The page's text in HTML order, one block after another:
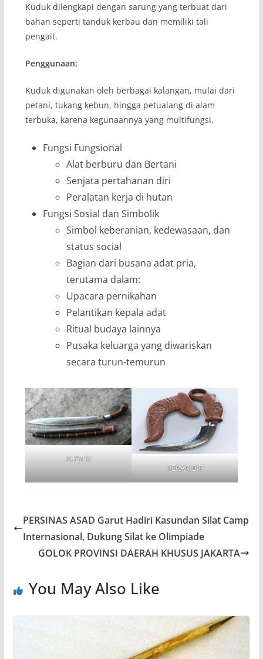
Kuduk dilengkapi dengan sarung yang terbuat dari
bahan seperti tanduk kerbau dan memiliki tali
pengait.
Penggunaan:
Kuduk digunakan oleh berbagai kalangan, mulai dari
petani, tukang kebun, hingga petualang di alam
terbuka, karena kegunaannya yang multifungsi.
Fungsi Fungsional
Alat berburu dan Bertani
Senjata pertahanan diri
Peralatan kerja di hutan
Fungsi Sosial dan Simbolik
Simbol keberanian, kedewasaan, dan
status social
Bagian dari busana adat pria,
terutama dalam:
Upacara pernikahan
Pelantikan kepala adat
Ritual budaya lainnya
Pusaka keluarga yang diwariskan
secara turun-temurun
KUDUK
KERAMBIT
PERSINAS ASAD Garut Hadiri Kasundan Silat Camp
Internasional, Dukung Silat ke Olimpiade
GOLOK PROVINSI DAERAH KHUSUS JAKARTA
You May Also Like